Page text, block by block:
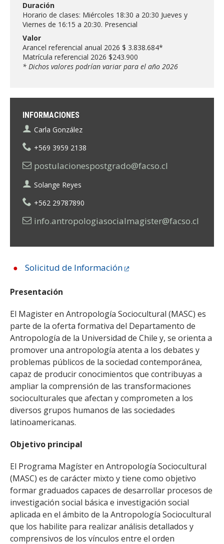
INFORMACIONES
Carla González
+569 3959 2138
postulacionespostgrado@facso.cl
Solange Reyes
+562 29787890
info.antropologiasocialmagister@facso.cl
Duración
Horario de clases: Miércoles 18:30 a 20:30 Jueves y
Viernes de 16:15 a 20:30. Presencial
Valor
Arancel referencial anual 2026 $ 3.838.684*
Matrícula referencial 2026 $243.900
* Dichos valores podrían variar para el año 2026
Solicitud de Información
Presentación
El Magister en Antropología Sociocultural (MASC) es
parte de la oferta formativa del Departamento de
Antropología de la Universidad de Chile y, se orienta a
promover una antropología atenta a los debates y
problemas públicos de la sociedad contemporánea,
capaz de producir conocimientos que contribuyas a
ampliar la comprensión de las transformaciones
socioculturales que afectan y comprometen a los
diversos grupos humanos de las sociedades
latinoamericanas.
Objetivo principal
El Programa Magíster en Antropología Sociocultural
(MASC) es de carácter mixto y tiene como objetivo
formar graduados capaces de desarrollar procesos de
investigación social básica e investigación social
aplicada en el ámbito de la Antropología Sociocultural
que los habilite para realizar análisis detallados y
comprensivos de los vínculos entre el orden